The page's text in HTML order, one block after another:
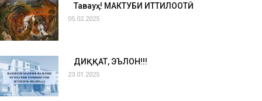
Таваҷҷуҳ! МАКТУБИ ИТТИЛООТӢ
05.02.2025
ДИҚҚАТ, ЭЪЛОН!!!
23.01.2025